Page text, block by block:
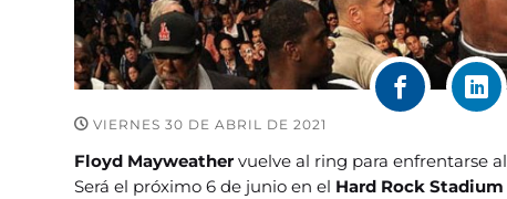
VIERNES 30 DE ABRIL DE 2021
Floyd Mayweather vuelve al ring para enfrentarse
Será el próximo 6 de junio en el Hard Rock